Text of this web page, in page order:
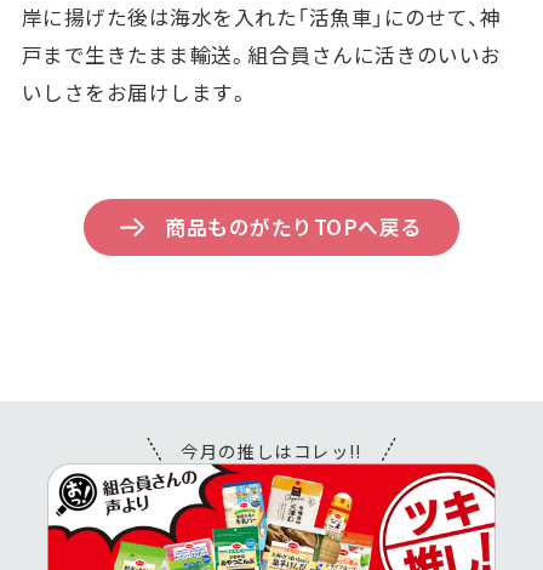
岸に揚げた後は海水を入れた「活魚車」にのせて、神
戸まで生きたまま輸送。組合員さんに活きのいいお
いしさをお届けします。
商品ものがたりTOPへ戻る
今月の推しはコレッ!!